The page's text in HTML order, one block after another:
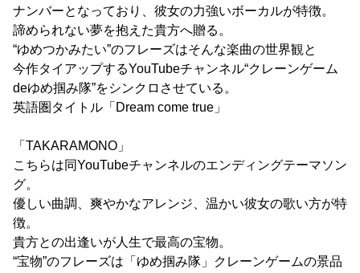
ナンバーとなっており、彼女の力強いボーカルが特徴。
諦められない夢を抱えた貴方へ贈る。
“ゆめつかみたい”のフレーズはそんな楽曲の世界観と
今作タイアップするYouTubeチャンネル“クレーンゲーム
deゆめ掴み隊”をシンクロさせている。
英語圏タイトル「Dream come true」
「TAKARAMONO」
こちらは同YouTubeチャンネルのエンディングテーマソン
グ。
優しい曲調、爽やかなアレンジ、温かい彼女の歌い方が特
徴。
貴方との出逢いが人生で最高の宝物。
“宝物”のフレーズは「ゆめ掴み隊」クレーンゲームの景品